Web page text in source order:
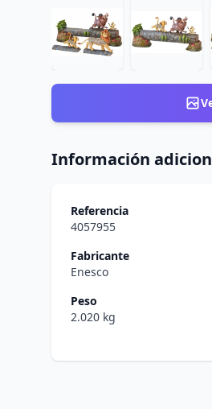
Información
Referencia
4057955
Fabricante
Enesco
Peso
2.020 kg